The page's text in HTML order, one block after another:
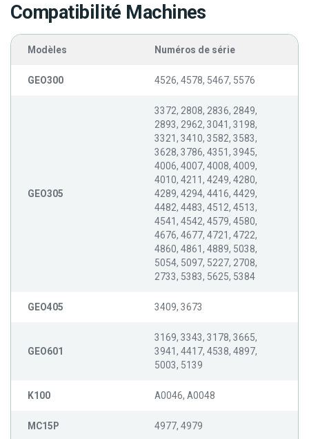
Compatibilité Machines
Modèles Numéros de série
GEO300 4526, 4578, 5467, 5576
GEO305
3372, 2808, 2836, 2849,
2893, 2962, 3041, 3198,
3321, 3410, 3582, 3583,
3628, 3786, 4351, 3945,
4006, 4007, 4008, 4009,
4010, 4211, 4249, 4280,
4289, 4294, 4416, 4429,
4482, 4483, 4512, 4513,
4541, 4542, 4579, 4580,
4676, 4677, 4721, 4722,
4860, 4861, 4889, 5038,
5054, 5097, 5227, 2708,
2733, 5383, 5625, 5384
GEO405 3409, 3673
GEO601
3169, 3343, 3178, 3665,
3941, 4417, 4538, 4897,
5003, 5139
K100 A0046, A0048
MC15P 4977, 4979